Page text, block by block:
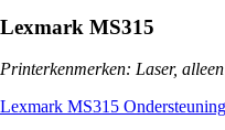
Lexmark MS315
Printerkenmerken: Laser,
Lexmark MS315 Ondersteuning